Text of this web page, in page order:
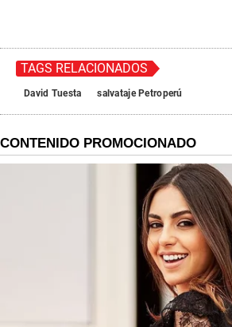
TAGS RELACIONADOS
David Tuesta salvataje Petroperú